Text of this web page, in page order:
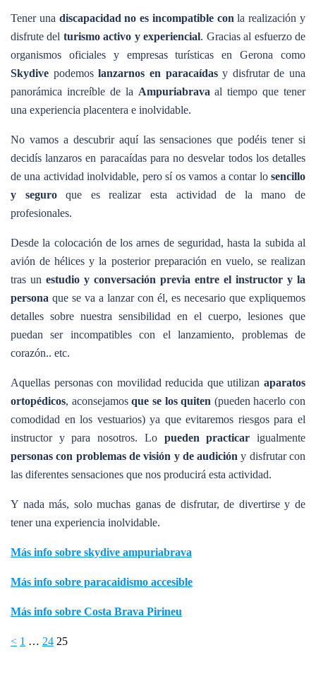
Tener una discapacidad no es incompatible con la realización y
disfrute del turismo activo y experiencial. Gracias al esfuerzo de
organismos oficiales y empresas turísticas en Gerona como
Skydive podemoslanzarnos en paracaídasy disfrutar de una
panorámica increíble de la Ampuriabrava al tiempo que tener
una experiencia placentera e inolvidable.
No vamos a descubrir aquí las sensaciones que podéis tener si
decidís lanzaros en paracaídas para no desvelar todos los detalles
de una actividad inolvidable, pero sí os vamos a contar losencillo
y seguroque es realizar esta actividad de la mano de
profesionales.
Desde la colocación de los arnes de seguridad, hasta la subida al
avión de hélices y la posterior preparación en vuelo, se realizan
tras un estudio y conversación previa entre el instructor y la
persona que se va a lanzar con él, es necesario que expliquemos
detalles sobre nuestra sensibilidad en el cuerpo, lesiones que
puedan ser incompatibles con el lanzamiento, problemas de
corazón.. etc.
Aquellas personas con movilidad reducida que utilizan aparatos
ortopédicos, aconsejamosque se los quiten (pueden hacerlo con
comodidad en los vestuarios) ya que evitaremos riesgos para el
instructor y para nosotros. Lo pueden practicar igualmente
personas con problemas de visión y de audición y disfrutar con
las diferentes sensaciones que nos producirá esta actividad.
Y nada más, solo muchas ganas de disfrutar, de divertirse y de
tener una experiencia inolvidable.
Más info sobre skydive ampuriabrava
Más info sobre paracaidismo accesible
Más info sobre Costa Brava Pirineu
Paginación
< 1 … 24 25